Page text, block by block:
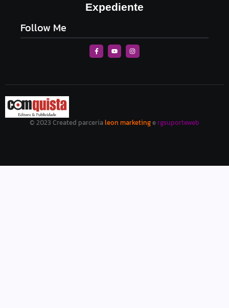
Expediente
Follow Me
© 2023 Created parcerialeon marketinge rgsuporteweb